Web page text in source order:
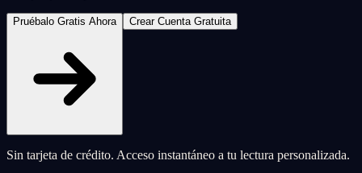
Pruébalo Gratis Ahora Crear Cuenta Gratuita
Sin tarjeta de crédito. Acceso instantáneo a tu lectura personalizada.